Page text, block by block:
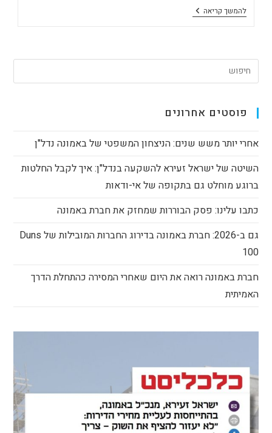
להמשך קריאהיו"ר
"באמונה"
"תהיה
הרכישה"
פוסטים אחרונים
אחרי יותר משש שנים: הניצחון המשפטי של באמונה נדל"ן
השיטה של ישראל זעירא להשקעה בנדל"ן: איך לקבל החלטות
ברוגע מוחלט גם בתקופה של אי-ודאות
כתבו עלינו: פסק הבוררות שמחזק את חברת באמונה
גם ב-2026: חברת באמונה בדירוג החברות המובילות של Duns
100
חברת באמונה רואה את היום שאחרי המסירה כהתחלת הדרך
האמיתית